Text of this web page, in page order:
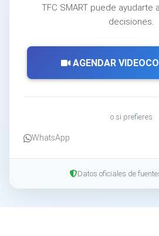
TFC SMART puede ayudarte
decisiones.
AGENDAR
o si prefieres
WhatsApp
Datos oficiales de